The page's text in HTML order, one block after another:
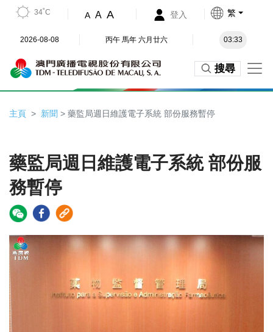
34˚C A A A 登入 繁
2026-08-08 丙午 馬年 六月廿六 03:33
搜尋
主頁 新聞 > 藥監局週日維護電子系統 部份服務暫停
藥監局週日維護電子系統 部份服
務暫停